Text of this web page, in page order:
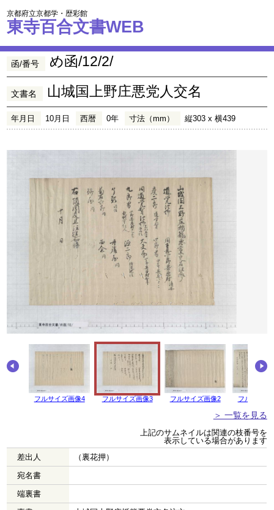
京都府立京都学・歴彩館
東寺百合文書WEB
函/番号 め函/12/2/
文書名 山城国上野庄悪党人交名
年月日 10月日 西暦 0年 寸法（mm） 縦303 x 横439
フルサイズ画像4 フルサイズ画像3 フルサイズ画像2 フルサイズ
＞ 一覧を見る
上記のサムネイルは関連の枝番号を
表示している場合があります
差出人
（裏花押）
宛名書
端裏書